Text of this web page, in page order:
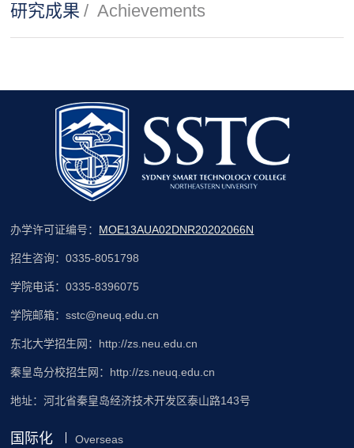
研究成果 / Achievements
办学许可证编号： MOE13AUA02DNR20202066N
招生咨询：0335-8051798
学院电话：0335-8396075
学院邮箱：sstc@neuq.edu.cn
东北大学招生网：http://zs.neu.edu.cn
秦皇岛分校招生网：http://zs.neuq.edu.cn
地址：河北省秦皇岛经济技术开发区泰山路143号
国际化 Overseas